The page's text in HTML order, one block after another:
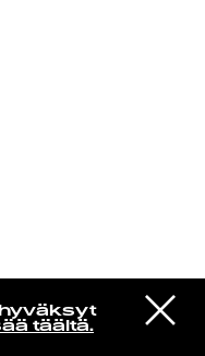
hyväksyt
täältä.
VIESTI
STUDIOON